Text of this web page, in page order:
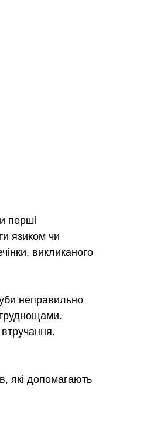
перші
язиком чи
викликаного
неправильно
які допомагають